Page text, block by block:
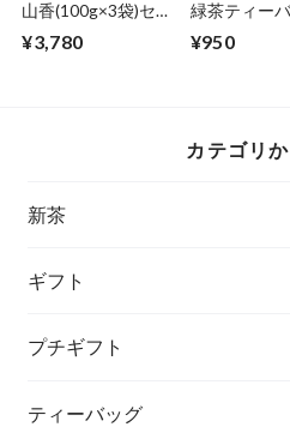
山香(100g×3袋)セッ
ト
¥3,780
緑茶ティー
(5g × 20個)
¥950
カテゴリ
新茶
ギフト
プチギフト
ティーバッグ